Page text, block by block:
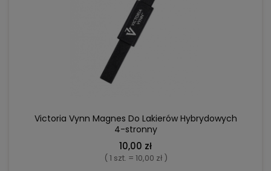
Victoria Vynn Magnes Do Lakierów Hybrydowych
4-stronny
10,00 zł
( 1 szt. = 10,00 zł )
DO KOSZYKA